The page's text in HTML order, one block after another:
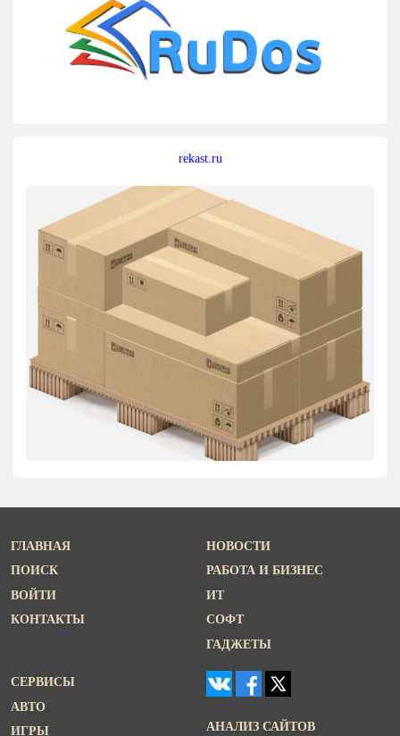
rekast.ru
ГЛАВНАЯ
ПОИСК
ВОЙТИ
КОНТАКТЫ
НОВОСТИ
РАБОТА И БИЗНЕС
ИТ
СОФТ
ГАДЖЕТЫ
СЕРВИСЫ
АВТО
ИГРЫ
АНАЛИЗ САЙТОВ